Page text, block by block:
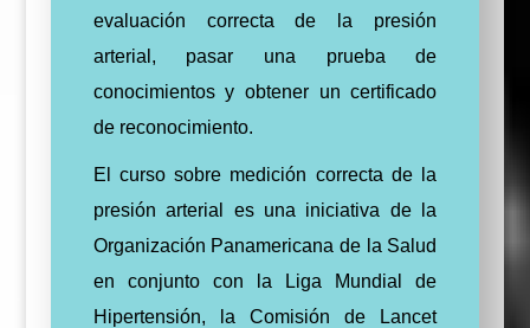
evaluación correcta de la presión
arterial, pasar una prueba de
conocimientos y obtener un certificado
de reconocimiento.
El curso sobre medición correcta de la
presión arterial es una iniciativa de la
Organización Panamericana de la Salud
en conjunto con la Liga Mundial de
Hipertensión, la Comisión de Lancet